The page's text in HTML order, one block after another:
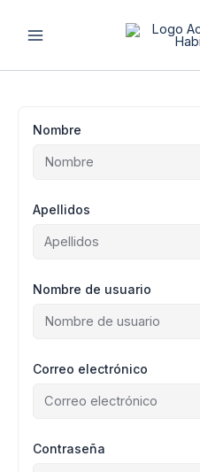
contenido
Nombre
Apellidos
Nombre de usuario
Correo electrónico
Contraseña